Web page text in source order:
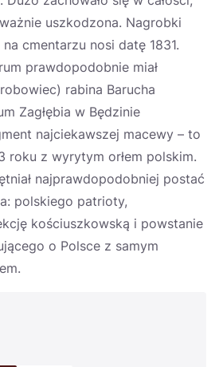
uszkodzona. Nagrobki
cmentarzu nosi datę 1831.
prawdopodobnie miał
rabina Barucha
Zagłębia w Będzinie
najciekawszej macewy – to
roku z wyrytym orłem polskim.
najprawdopodobniej postać
polskiego patrioty,
kościuszkowską i powstanie
o Polsce z samym